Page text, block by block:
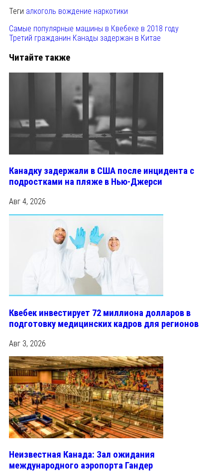
Теги алкоголь вождение наркотики
Самые популярные машины в Квебеке в 2018 году
Третий гражданин Канады задержан в Китае
Читайте также
Канадку задержали в США после инцидента с
подростками на пляже в Нью-Джерси
Авг 4, 2026
Квебек инвестирует 72 миллиона долларов в
подготовку медицинских кадров для регионов
Авг 3, 2026
Неизвестная Канада: Зал ожидания
международного аэропорта Гандер